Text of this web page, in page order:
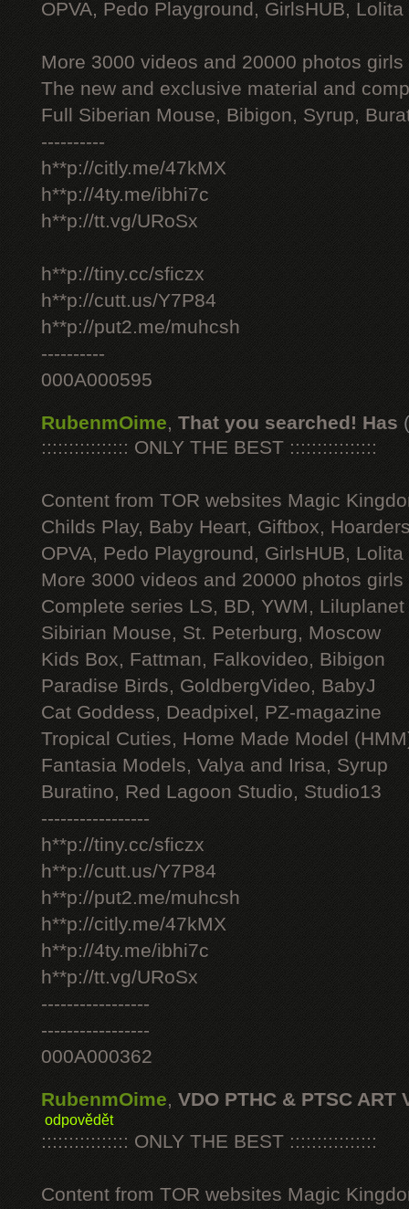
OPVA, Pedo Playground, GirlsHUB, Lolita
More 3000 videos and 20000 photos
The new and exclusive material and
Full Siberian Mouse, Bibigon, Syrup,
----------
h**p://citly.me/47kMX
h**p://4ty.me/ibhi7c
h**p://tt.vg/URoSx
h**p://tiny.cc/sficzx
h**p://cutt.us/Y7P84
h**p://put2.me/muhcsh
----------
000A000595
RubenmOime, That you searched! Has
:::::::::::::::: ONLY THE BEST ::::::::::::::::
Content from TOR websites Magic
Childs Play, Baby Heart, Giftbox,
OPVA, Pedo Playground, GirlsHUB, Lolita
More 3000 videos and 20000 photos
Complete series LS, BD, YWM, Liluplanet
Sibirian Mouse, St. Peterburg, Moscow
Kids Box, Fattman, Falkovideo, Bibigon
Paradise Birds, GoldbergVideo, BabyJ
Cat Goddess, Deadpixel, PZ-magazine
Tropical Cuties, Home Made Model
Fantasia Models, Valya and Irisa, Syrup
Buratino, Red Lagoon Studio, Studio13
-----------------
h**p://tiny.cc/sficzx
h**p://cutt.us/Y7P84
h**p://put2.me/muhcsh
h**p://citly.me/47kMX
h**p://4ty.me/ibhi7c
h**p://tt.vg/URoSx
-----------------
-----------------
000A000362
RubenmOime, VDO PTHC & PTSC ART
odpovědět
:::::::::::::::: ONLY THE BEST ::::::::::::::::
Content from TOR websites Magic